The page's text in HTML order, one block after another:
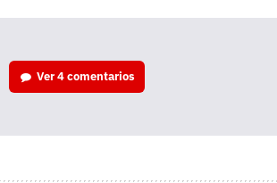
Ver4 comentarios